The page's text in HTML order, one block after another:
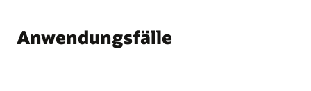
Anwendungsfälle